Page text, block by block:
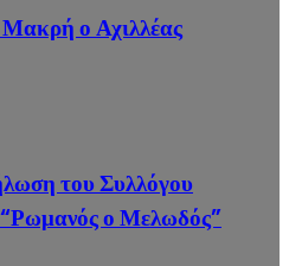
ο Αχιλλέας
του Συλλόγου
ο Μελωδός”